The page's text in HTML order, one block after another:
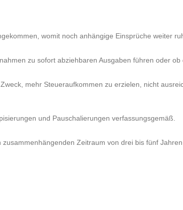
womit noch anhängige Einsprüche weiter
zu sofort abziehbaren Ausgaben führen oder ob
mehr Steueraufkommen zu erzielen, nicht
und Pauschalierungen verfassungsgemäß.
Zeitraum von drei bis fünf